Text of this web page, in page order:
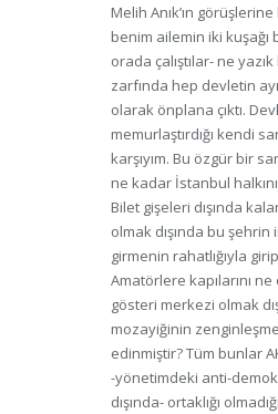
Melih Anık’ın
benim ailemin iki
orada çalıştılar- ne
zarfında hep devletin
olarak önplana çıktı.
memurlaştırdığı kendi
karşıyım. Bu özgür bir
ne kadar İstanbul
Bilet gişeleri dışında
olmak dışında bu
girmenin rahatlığıyla
Amatörlere kapılarını
gösteri merkezi olmak
mozayiğinin
edinmiştir? Tüm bunlar
-yönetimdeki anti-
dışında- ortaklığı